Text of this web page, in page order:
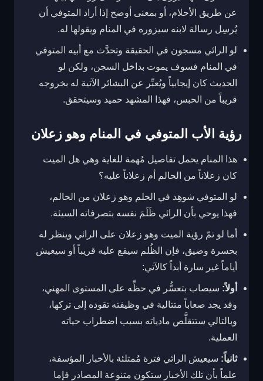
عن طريق الأحلام، أو بمعنى أوضح إذا أراد المتوفي أن
يُرسِل رسالة لابنه سيزوره في المنام ويقولها له.
لو الرائي مسجون في الحقيقة وتحدَّث مع أبيه المتوفي
في المنام فسوف يموت بداخل السجن، ولكن لو
الحديث كان إيجابياً ويُعبِّر عن البشائر الآتية له بخروجه
قريباً من الحبس، فهذا المشهد حميد وسيتحقق.
رؤية الأب المتوفي في المنام وهو زعلان
هذا المنام يحمل تفاصيل مُهمة للغاية وهي هل الميت
كان زعلاناً من الحالم أم زعلاناً عليه؟
لو المتوفي شوهِد في الحلم وهو زعلان من الحالم،
فهذا يوحي بأن الرائي ظَلَمَ نفسه بتصرفاته السيئة.
أما لو تمّ رؤية الميت وهو زعلان على الرائي وينظر له
بحسرة وضيق، فإن الظُلم سيقع عليه قريباً أو سيعيش
أياماً غير سارة أبداً كالآتي:
أولاً: سيصاب بتعسُّر في حظِّه على المستوى المهني،
وقد يجد صعاباً متتالية في وظيفته تقوده إلى تركها،
وبالتالي ستتقلَّص مادياته بسبب اضطراب حياته
العملية.
ثانياً: سيعيش الرائي فترة مُمتلئة بالأخبار المؤسفة،
علماً بأن تلك الأخبار ستكون متنوعة المصادر فإما